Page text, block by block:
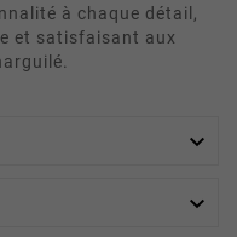
à chaque détail,
et satisfaisant aux

